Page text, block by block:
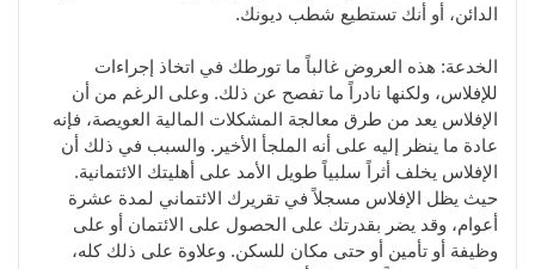
الدائن، أو أنك تستطيع شطب ديونك.
الخدعة: هذه العروض غالباً ما تورطك في اتخاذ إجراءات
للإفلاس، ولكنها نادراً ما تفصح عن ذلك. وعلى الرغم من أن
الإفلاس يعد من طرق معالجة المشكلات المالية العويصة، فإنه
عادة ما ينظر إليه على أنه الملجأ الأخير. والسبب في ذلك أن
الإفلاس يخلف أثراً سلبياً طويل الأمد على أهليتك الائتمانية.
حيث يظل الإفلاس مسجلاً في تقريرك الائتماني لمدة عشرة
أعوام، وقد يضر بقدرتك على الحصول على الائتمان أو على
وظيفة أو تأمين أو حتى مكان للسكن. وعلاوة على ذلك كله،